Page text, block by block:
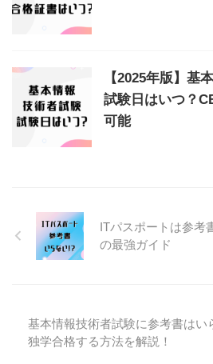
【2025年版】基
試験日はいつ？
可能
ITパスポートは参考
の最強ガイド
基本情報技術者試験に参考書はい
独学合格する方法を解説！